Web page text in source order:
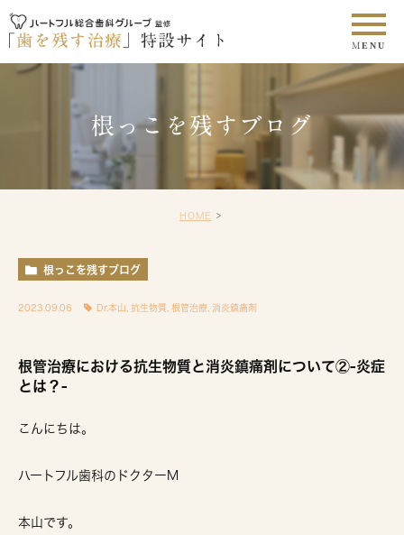
根っこを残すブログ
HOME
根っこを残すブログ
2023.09.06 Dr.本山 抗生物質 根管治療 消炎鎮痛剤
根管治療における抗生物質と消炎鎮痛剤について②-炎症
とは？-
こんにちは。
ハートフル歯科のドクターM
本山です。